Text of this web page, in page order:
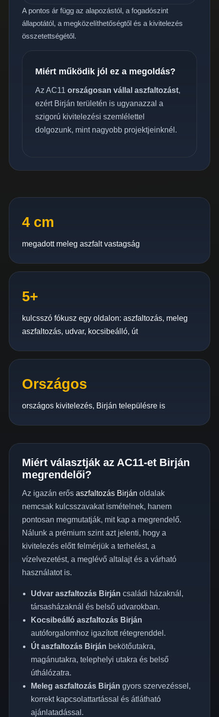
A pontos ár függ az alapozástól, a fogadószint
állapotától, a megközelíthetőségtől és a kivitelezés
összetettségétől.
Miért működik jól ez a megoldás?
Az AC11 országosan vállal aszfaltozást,
ezért Birján területén is ugyanazzal a
szigorú kivitelezési szemlélettel
dolgozunk, mint nagyobb projektjeinknél.
4 cm
megadott meleg aszfalt vastagság
5+
kulcsszó fókusz egy oldalon: aszfaltozás, meleg
aszfaltozás, udvar, kocsibeálló, út
Országos
országos kivitelezés, Birján településre is
Miért választják az AC11-et Birján
megrendelői?
Az igazán erős aszfaltozás Birján oldalak
nemcsak kulcsszavakat ismételnek, hanem
pontosan megmutatják, mit kap a megrendelő.
Nálunk a prémium szint azt jelenti, hogy a
kivitelezés előtt felmérjük a terhelést, a
vízelvezetést, a meglévő altalajt és a várható
használatot is.
Udvar aszfaltozás Birján családi házaknál,
társasházaknál és belső udvarokban.
Kocsibeálló aszfaltozás Birján
autóforgalomhoz igazított rétegrenddel.
Út aszfaltozás Birján bekötőutakra,
magánutakra, telephelyi utakra és belső
úthálózatra.
Meleg aszfaltozás Birján gyors szervezéssel,
korrekt kapcsolattartással és átlátható
ajánlatadással.